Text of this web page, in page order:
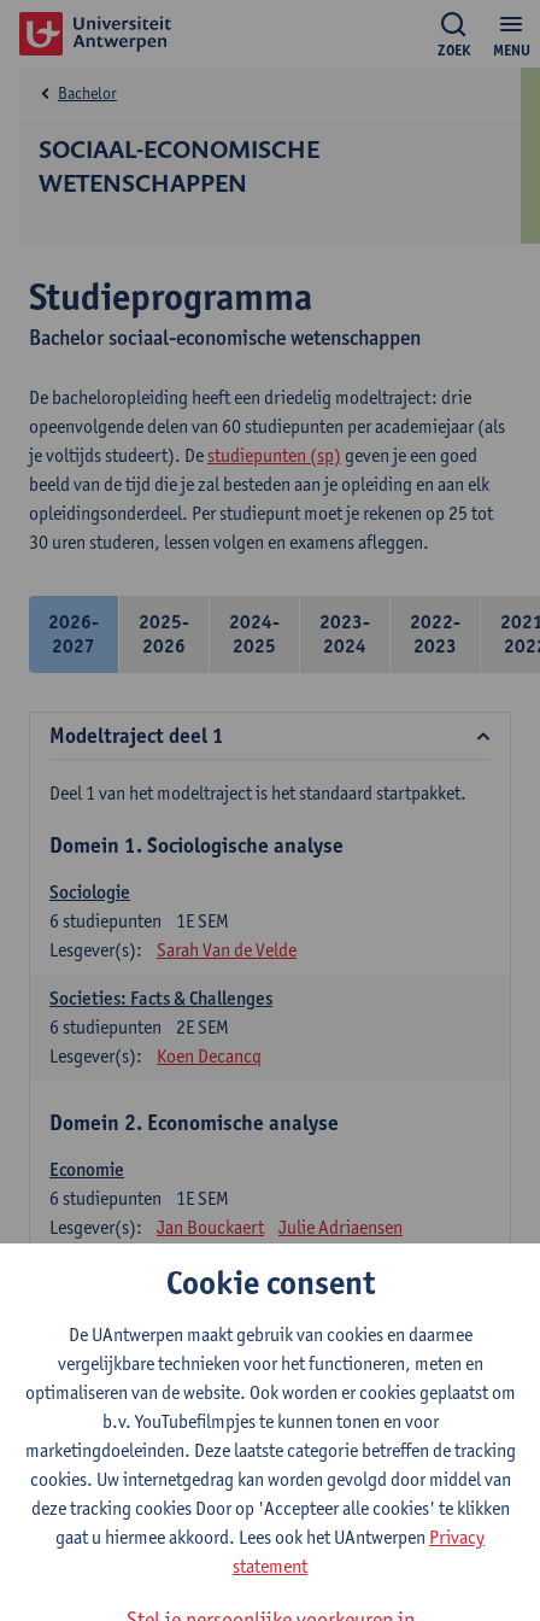
MENU
ZOEK
SOCIAAL-ECONOMISCHE
WETENSCHAPPEN
Bachelor
Studieprogramma
Bachelor sociaal-economische wetenschappen
De bacheloropleiding heeft een driedelig modeltraject: drie
opeenvolgende delen van 60 studiepunten per academiejaar (als
je voltijds studeert). De studiepunten (sp) geven je een goed
beeld van de tijd die je zal besteden aan je opleiding en aan elk
opleidingsonderdeel. Per studiepunt moet je rekenen op 25 tot
30 uren studeren, lessen volgen en examens afleggen.
2026-
2027
2025-
2026
2024-
2025
2023-
2024
2022-
2023
Modeltraject deel 1
Deel 1 van het modeltraject is het standaard startpakket.
Domein 1. Sociologische analyse
Sociologie
1E SEM
6 studiepunten
Lesgever(s):
Sarah Van de Velde
Societies: Facts & Challenges
2E SEM
6 studiepunten
Lesgever(s):
Koen Decancq
Domein 2. Economische analyse
Economie
1E SEM
6 studiepunten
Lesgever(s):
Jan Bouckaert Julie Adriaensen
Domein 3. Bedrijfseconomie
Accountancy
1E/2E SEM
6studiepunten
Lesgever(s):
Tom Van Caneghem Christine Lippens
Domein 6. Kwantitatieve methoden
Beschrijvende statistiek en kansrekenen
2E SEM
3studiepunten
Stephan Van der Veeken
Cookie consent
De UAntwerpen maakt gebruik van cookies en daarmee
vergelijkbare technieken voor het functioneren, meten en
optimaliseren van de website. Ook worden er cookies geplaatst om
b.v. YouTubefilmpjes te kunnen tonen en voor
marketingdoeleinden. Deze laatste categorie betreffen de tracking
cookies. Uw internetgedrag kan worden gevolgd door middel van
deze tracking cookies Door op 'Accepteer alle cookies' te klikken
gaat u hiermee akkoord. Lees ook het UAntwerpen Privacy
statement